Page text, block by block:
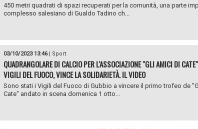
450 metri quadrati di spazi recuperati per la comunità, una parte
complesso salesiano di Gualdo Tadino ch...
03/10/2023 13:46| Sport
QUADRANGOLARE DI CALCIO PER L'ASSOCIAZIONE "GLI AMICI DI
VIGILI DEL FUOCO, VINCE LA SOLIDARIETÀ. IL VIDEO
Sono stati i Vigili del Fuoco di Gubbio a vincere il primo trofeo de
Cate" andato in scena domenica 1 otto...